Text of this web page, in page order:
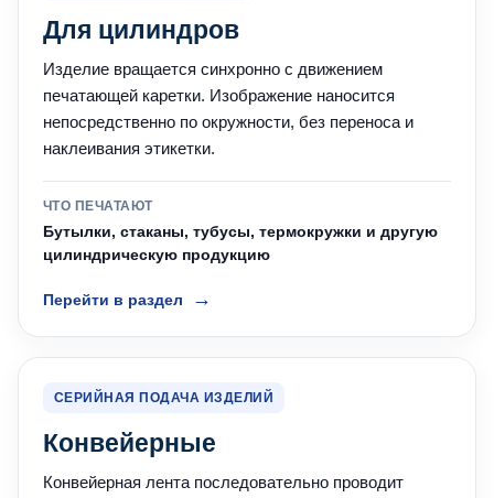
Для цилиндров
Изделие вращается синхронно с движением
печатающей каретки. Изображение наносится
непосредственно по окружности, без переноса и
наклеивания этикетки.
ЧТО ПЕЧАТАЮТ
Бутылки, стаканы, тубусы, термокружки и другую
цилиндрическую продукцию
Перейти в раздел
СЕРИЙНАЯ ПОДАЧА ИЗДЕЛИЙ
Конвейерные
Конвейерная лента последовательно проводит